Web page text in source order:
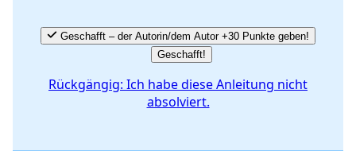
Geschafft – der Autorin/dem Autor +30 Punkte geben!
Geschafft!
Rückgängig: Ich habe diese Anleitung nicht
absolviert.